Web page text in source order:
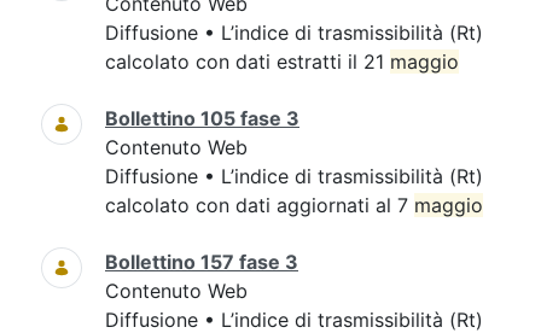
Diffusione • L’indice di trasmissibilità (Rt)
calcolato con dati estratti il 21 maggio
Bollettino 105 fase 3
Contenuto Web
Diffusione • L’indice di trasmissibilità (Rt)
calcolato con dati aggiornati al 7 maggio
Bollettino 157 fase 3
Contenuto Web
Diffusione • L’indice di trasmissibilità (Rt)